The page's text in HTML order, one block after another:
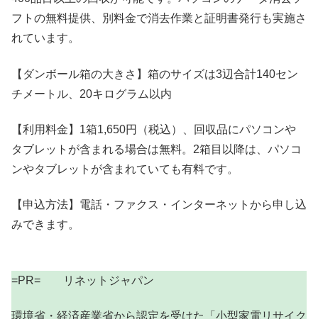
フトの無料提供、別料金で消去作業と証明書発行も実施さ
れています。
【ダンボール箱の大きさ】箱のサイズは3辺合計140セン
チメートル、20キログラム以内
【利用料金】1箱1,650円（税込）、回収品にパソコンや
タブレットが含まれる場合は無料。2箱目以降は、パソコ
ンやタブレットが含まれていても有料です。
【申込方法】電話・ファクス・インターネットから申し込
みできます。
=PR= リネットジャパン
環境省・経済産業省から認定を受けた「小型家電リサイク